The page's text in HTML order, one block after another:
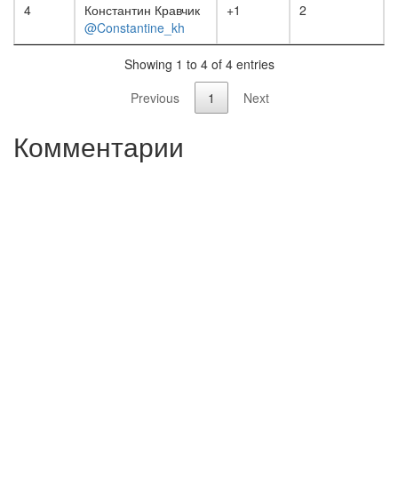
4
Константин Кравчик
@Constantine_kh
+1 2
Showing 1 to 4 of 4 entries
Previous
1 Next
Комментарии